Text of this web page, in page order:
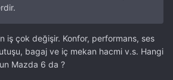
iş çok değişir. Konfor, performans, ses
bagaj ve iç mekan hacmi v.s. Hangi
Mazda 6 da ?